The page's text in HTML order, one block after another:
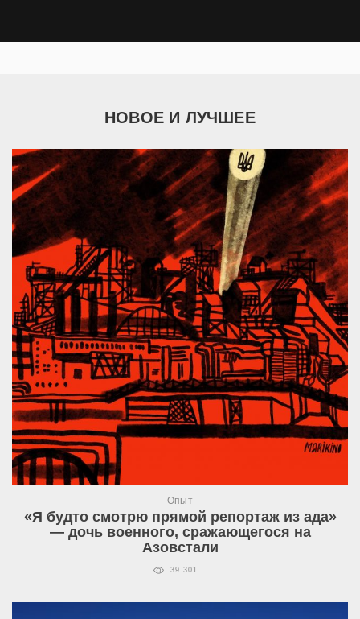
НОВОЕ И ЛУЧШЕЕ
Опыт
«Я будто смотрю прямой репортаж из ада»
— дочь военного, сражающегося на
Азовстали
39 301